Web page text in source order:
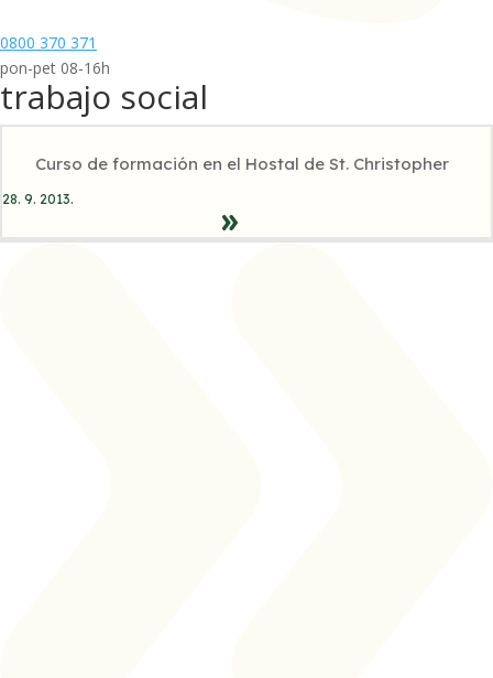
0800 370 371
pon-pet 08-16h
trabajo social
Curso de formación en el Hostal de St. Christopher
28. 9. 2013.